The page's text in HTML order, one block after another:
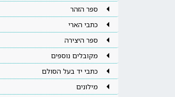
ספר הזהר
כתבי הארי
ספר היצירה
מקובלים נוספים
כתבי יד בעל הסולם
מילונים